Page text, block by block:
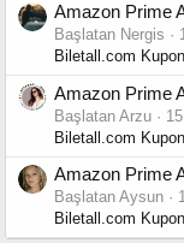
Amazon Prime
Başlatan Nergis
Biletall.com
Amazon Prime
Başlatan Arzu
Biletall.com
Amazon Prime
Başlatan Aysun
Biletall.com